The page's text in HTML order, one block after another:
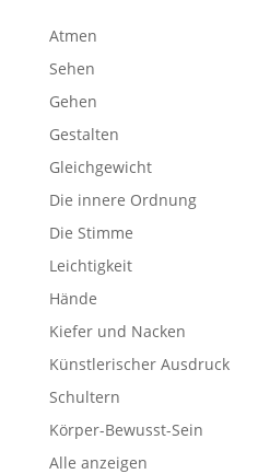
Atmen
Sehen
Gehen
Gestalten
Gleichgewicht
Die innere Ordnung
Die Stimme
Leichtigkeit
Hände
Kiefer und Nacken
Künstlerischer Ausdruck
Schultern
Körper-Bewusst-Sein
Alle anzeigen